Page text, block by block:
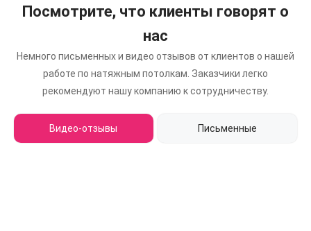
Посмотрите, что клиенты говорят о
нас
Немного письменных и видео отзывов от клиентов о нашей
работе по натяжным потолкам. Заказчики легко
рекомендуют нашу компанию к сотрудничеству.
Видео-отзывы Письменные